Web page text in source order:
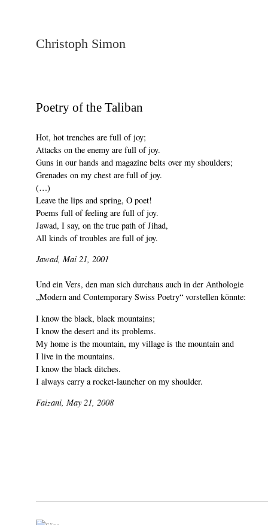
Christoph Simon
Poetry of the Taliban
Hot, hot trenches are full of joy;
Attacks on the enemy are full of joy.
Guns in our hands and magazine belts over my shoulders;
Grenades on my chest are full of joy.
(…)
Leave the lips and spring, O poet!
Poems full of feeling are full of joy.
Jawad, I say, on the true path of Jihad,
All kinds of troubles are full of joy.
Jawad, Mai 21, 2001
Und ein Vers, den man sich durchaus auch in der Anthologie
„Modern and Contemporary Swiss Poetry“ vorstellen könnte:
I know the black, black mountains;
I know the desert and its problems.
My home is the mountain, my village is the mountain and
I live in the mountains.
I know the black ditches.
I always carry a rocket-launcher on my shoulder.
Faizani, May 21, 2008